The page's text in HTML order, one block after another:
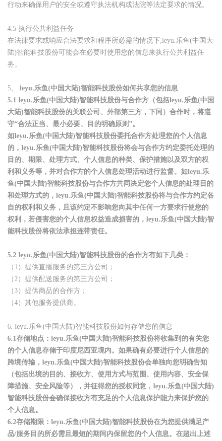
行动来确保用户的安全或遵守执法机构或法院等法定要求的情况。
4.5 执行公共利益任务
在法律要求或响应合法要求和程序所必需的情况下,leyu.乐鱼(中国大
陆)智能科技股份可能会在必要时使用您的信息来执行公共利益任
务。
5、 leyu.乐鱼(中国大陆)智能科技股份如何共享您的信息
5.1 leyu.乐鱼(中国大陆)智能科技股份与合作方（包括leyu.乐鱼(中国
大陆)智能科技股份的关联公司、外部第三方，下同）合作时，将遵
守“合法正当、最小必要、目的明确原则”。
如leyu.乐鱼(中国大陆)智能科技股份委托合作方处理您的个人信息
的，leyu.乐鱼(中国大陆)智能科技股份将会与合作方约定委托处理的
目的、期限、处理方式、个人信息的种类、保护措施以及双方的权
利和义务等，并对合作方的个人信息处理活动进行监督。如leyu.乐
鱼(中国大陆)智能科技股份与合作方共同决定您个人信息的处理目的
和处理方式的，leyu.乐鱼(中国大陆)智能科技股份将与合作方约定各
自的权利和义务，且该约定不影响您向其中任何一方要求行使您的
权利，若侵害您的个人信息权益造成损害的，leyu.乐鱼(中国大陆)智
能科技股份将依法承担连带责任。
5.2 leyu.乐鱼(中国大陆)智能科技股份的合作方有如下几类：
（1）提供直播服务的第三方公司；
（2）提供配送服务的第三方公司；
（3）提供商品的合作方；
（4）其他服务提供商。
6. leyu.乐鱼(中国大陆)智能科技股份如何存储您的信息
6.1存储地点：leyu.乐鱼(中国大陆)智能科技股份将收集到的有关您
的个人信息存储于印度尼西亚境内。如果确有必要进行个人信息的
跨境传输，leyu.乐鱼(中国大陆)智能科技股份会单独向您明确告知
（包括出境的目的、接收方、使用方式与范围、使用内容、安全保
障措施、安全风险等），并征得您的授权同意，leyu.乐鱼(中国大陆)
智能科技股份会确保接收方有充足的个人信息保护能力来保护您的
个人信息。
6.2存储期限：leyu.乐鱼(中国大陆)智能科技股份在为您提供满足产
品/服务目的所必需且最短的期间内保留您的个人信息。在超出上述